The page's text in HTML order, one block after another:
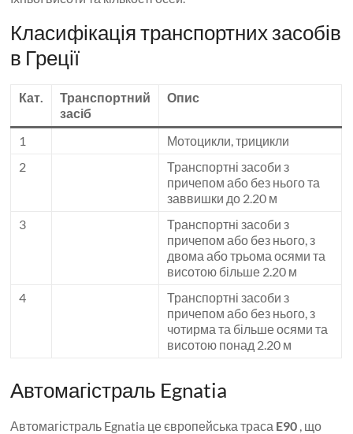
Класифікація транспортних засобів
в Греції
Кат.
Транспортний
засіб
Опис
1
Мотоцикли, трицикли
2
Транспортні засоби з
причепом або без нього та
заввишки до 2.20 м
3
Транспортні засоби з
причепом або без нього, з
двома або трьома осями та
висотою більше 2.20 м
4
Транспортні засоби з
причепом або без нього, з
чотирма та більше осями та
висотою понад 2.20 м
Автомагістраль Egnatia
Автомагістраль Egnatia це європейська траса E90 , що